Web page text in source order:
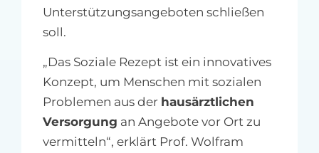
Unterstützungsangeboten schließen
soll.
„Das Soziale Rezept ist ein innovatives
Konzept, um Menschen mit sozialen
Problemen aus der hausärztlichen
Versorgung an Angebote vor Ort zu
vermitteln“, erklärt Prof. Wolfram